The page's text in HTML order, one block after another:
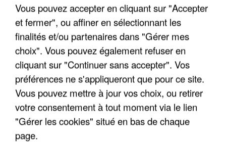
UN SECOND CADRE DE LA DZ MAFIA
INTERPELLÉ EN ALGÉRIE
Vous pouvez accepter en cliquant sur "Accepter
et fermer", ou affiner en sélectionnant les
finalités et/ou partenaires dans "Gérer mes
choix". Vous pouvez également refuser en
cliquant sur "Continuer sans accepter". Vos
préférences ne s'appliqueront que pour ce site.
Vous pouvez mettre à jour vos choix, ou retirer
votre consentement à tout moment via le lien
"Gérer les cookies" situé en bas de chaque
page.